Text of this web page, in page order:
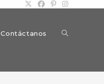
Contáctanos Alternar